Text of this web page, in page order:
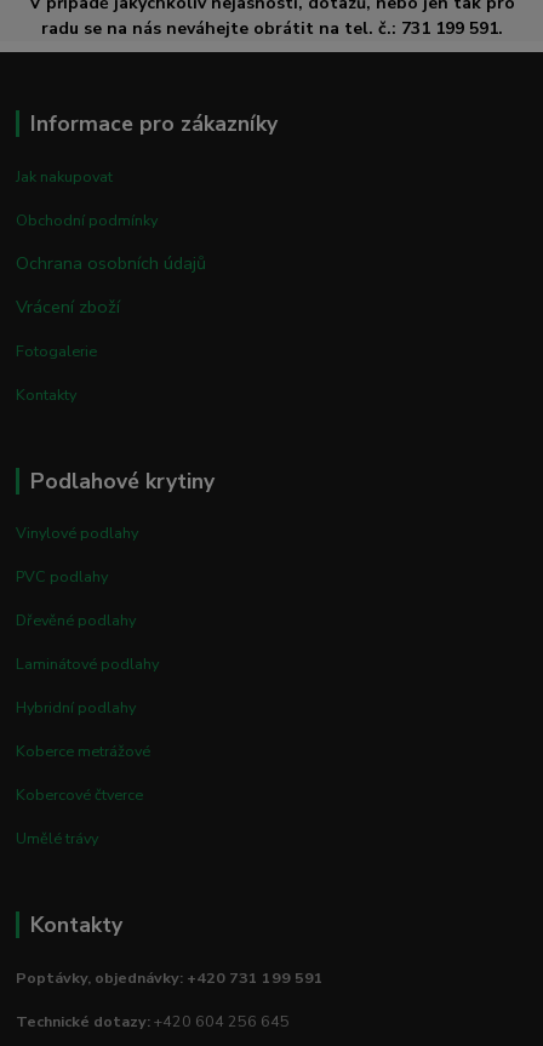
radu se na nás neváhejte obrátit na tel. č.: 731 199 591.
Informace pro zákazníky
Jak nakupovat
Obchodní podmínky
Ochrana osobních údajů
Vrácení zboží
Fotogalerie
Kontakty
Podlahové krytiny
Vinylové podlahy
PVC podlahy
Dřevěné podlahy
Laminátové podlahy
Hybridní podlahy
Koberce metrážové
Kobercové čtverce
Umělé trávy
Kontakty
Poptávky, objednávky: +420 731 199 591
Technické dotazy:+420 604 256 645